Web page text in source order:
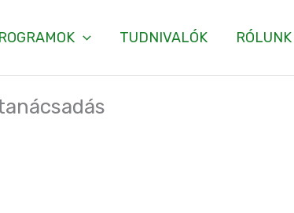
TUDNIVALÓK RÓLUNK